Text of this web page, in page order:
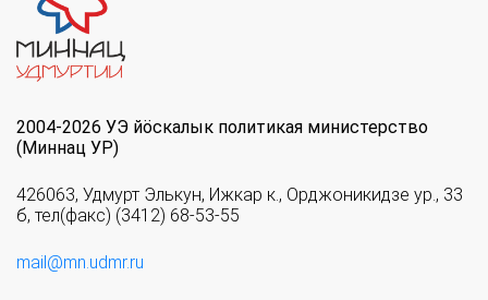
2004-2026 УЭ йöскалык политикая министерство
(Миннац УР)
426063, Удмурт Элькун, Ижкар к., Орджоникидзе ур., 33
б, тел(факс) (3412) 68-53-55
mail@mn.udmr.ru